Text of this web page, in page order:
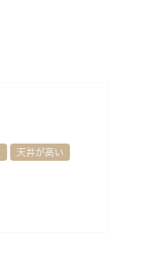
天井が高い